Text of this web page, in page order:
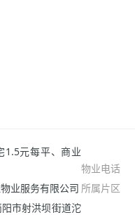
1.5元每平、商业
物业电话
业服务有限公司 所属片区
市射洪坝街道沱